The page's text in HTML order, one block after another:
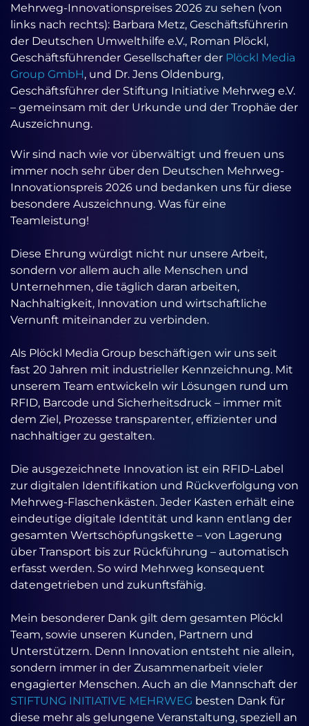
Mehrweg-Innovationspreises 2026 zu sehen (von
links nach rechts): Barbara Metz, Geschäftsführerin
der Deutschen Umwelthilfe e.V., Roman Plöckl,
Geschäftsführender Gesellschafter der Plöckl Media
Group GmbH, und Dr. Jens Oldenburg,
Geschäftsführer der Stiftung Initiative Mehrweg e.V.
– gemeinsam mit der Urkunde und der Trophäe der
Auszeichnung.
Wir sind nach wie vor überwältigt und freuen uns
immer noch sehr über den Deutschen Mehrweg-
Innovationspreis 2026 und bedanken uns für diese
besondere Auszeichnung. Was für eine
Teamleistung!
Diese Ehrung würdigt nicht nur unsere Arbeit,
sondern vor allem auch alle Menschen und
Unternehmen, die täglich daran arbeiten,
Nachhaltigkeit, Innovation und wirtschaftliche
Vernunft miteinander zu verbinden.
Als Plöckl Media Group beschäftigen wir uns seit
fast 20 Jahren mit industrieller Kennzeichnung. Mit
unserem Team entwickeln wir Lösungen rund um
RFID, Barcode und Sicherheitsdruck – immer mit
dem Ziel, Prozesse transparenter, effizienter und
nachhaltiger zu gestalten.
Die ausgezeichnete Innovation ist ein RFID-Label
zur digitalen Identifikation und Rückverfolgung von
Mehrweg-Flaschenkästen. Jeder Kasten erhält eine
eindeutige digitale Identität und kann entlang der
gesamten Wertschöpfungskette – von Lagerung
über Transport bis zur Rückführung – automatisch
erfasst werden. So wird Mehrweg konsequent
datengetrieben und zukunftsfähig.
Mein besonderer Dank gilt dem gesamten Plöckl
Team, sowie unseren Kunden, Partnern und
Unterstützern. Denn Innovation entsteht nie allein,
sondern immer in der Zusammenarbeit vieler
engagierter Menschen. Auch an die Mannschaft der
STIFTUNG INITIATIVE MEHRWEG besten Dank für
diese mehr als gelungene Veranstaltung, speziell an